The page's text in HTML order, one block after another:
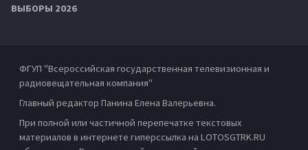
ВЫБОРЫ 2026
ФГУП "Всероссийская государственная телевизионная и
радиовещательная компания"
Главный редактор Панина Елена Валерьевна.
При полной или частичной перепечатке текстовых
материалов в интернете гиперссылка на LOTOSGTRK.RU